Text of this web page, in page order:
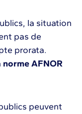
la situation
pas de
prorata.
norme AFNOR
peuvent